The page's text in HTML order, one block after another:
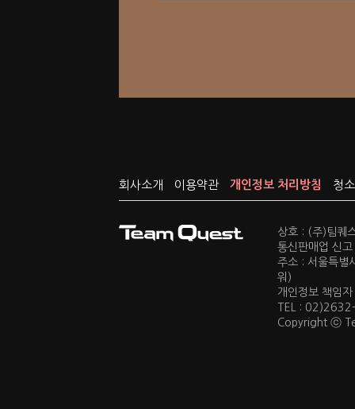
회사소개 이용약관 개인정보 처리방침 청
상호 : (주)팀퀘
통신판매업 신
주소 : 서울특
워)
개인정보 책
TEL :
Copyright ⓒ